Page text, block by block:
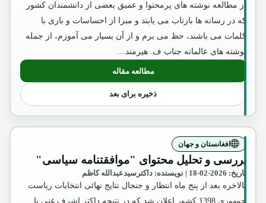
از مطالعه نوشته های پرمحتوا و عمیق بعضی از دانشمندان کشور
که در رسانه ها بازتاب می یابند و مبرا از احساسات و بازی با
کلمات می باشند، حظ می برم و از آن بسیار می آموزم، از جمله
نوشته های عالمانه جناب ف. هیرمند…
مطالعه مقاله: بازهم تأملی بر "موافقتانامه" دو
ذخیره برای بعد
افغانستان و جهان
بررسی و تحلیل محتوای "موافقتنامه سیاسی"
تاریخ: 2026-02-18 | نویسنده: داکترسیدعبدالله کاظم
بالاخره بعد از پنج ماه انتظار و جنجال نتایج نهائی انتخابات ریاست
جمهوری 1398 کشور اعلان شد که در نتیجه داکتر اشرف غنی با